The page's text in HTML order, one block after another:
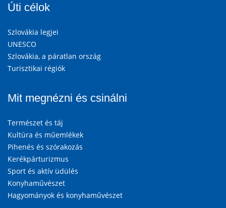
Úti célok
Szlovákia legjei
UNESCO
Szlovákia, a páratlan ország
Turisztikai régiók
Mit megnézni és csinálni
Természet és táj
Kultúra és műemlékek
Pihenés és szórakozás
Kerékpárturizmus
Sport és aktív üdülés
Konyhaművészet
Hagyományok és konyhaművészet